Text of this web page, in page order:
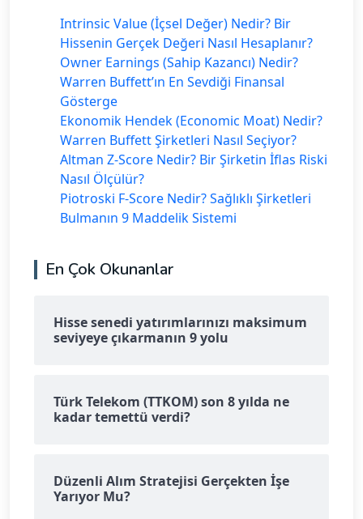
Intrinsic Value (İçsel Değer) Nedir? Bir
Hissenin Gerçek Değeri Nasıl Hesaplanır?
Owner Earnings (Sahip Kazancı) Nedir?
Warren Buffett’ın En Sevdiği Finansal
Gösterge
Ekonomik Hendek (Economic Moat) Nedir?
Warren Buffett Şirketleri Nasıl Seçiyor?
Altman Z-Score Nedir? Bir Şirketin İflas Riski
Nasıl Ölçülür?
Piotroski F-Score Nedir? Sağlıklı Şirketleri
Bulmanın 9 Maddelik Sistemi
En Çok Okunanlar
Hisse senedi yatırımlarınızı maksimum
seviyeye çıkarmanın 9 yolu
Türk Telekom (TTKOM) son 8 yılda ne
kadar temettü verdi?
Düzenli Alım Stratejisi Gerçekten İşe
Yarıyor Mu?